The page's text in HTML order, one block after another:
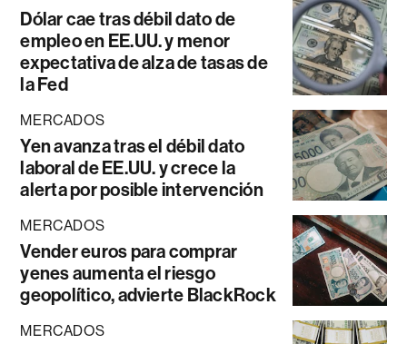
Dólar cae tras débil dato de
empleo en EE.UU. y menor
expectativa de alza de tasas de
la Fed
MERCADOS
Yen avanza tras el débil dato
laboral de EE.UU. y crece la
alerta por posible intervención
MERCADOS
Vender euros para comprar
yenes aumenta el riesgo
geopolítico, advierte BlackRock
MERCADOS